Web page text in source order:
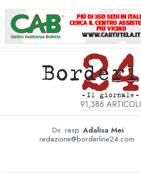
91,386 ARTICOLI
Dir. resp.:Adalisa Mei
redazione@borderline24.com